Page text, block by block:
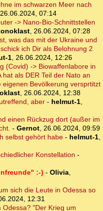
im schwarzen Meer nach
26.06.2024, 07:14
-> Nano-Bio-Schnittstellen
, 26.06.2024, 07:28
was das mit der Ukraine und
ich Dir als Belohnung 2
1, 26.06.2024, 12:26
(Covid) -> Biowaffenlabore in
hat als DER Teil der Nato an
Bevölkerung versprtitzt
, 26.06.2024, 12:38
aber- helmut-1,
einen Rückzug dort (außer im
- Gernot, 26.06.2024, 09:59
selbst gehört habe- helmut-1,
Konstellation -
:-) - Olivia,
sich die Leute in Odessa so
12:31
"Der Krieg um